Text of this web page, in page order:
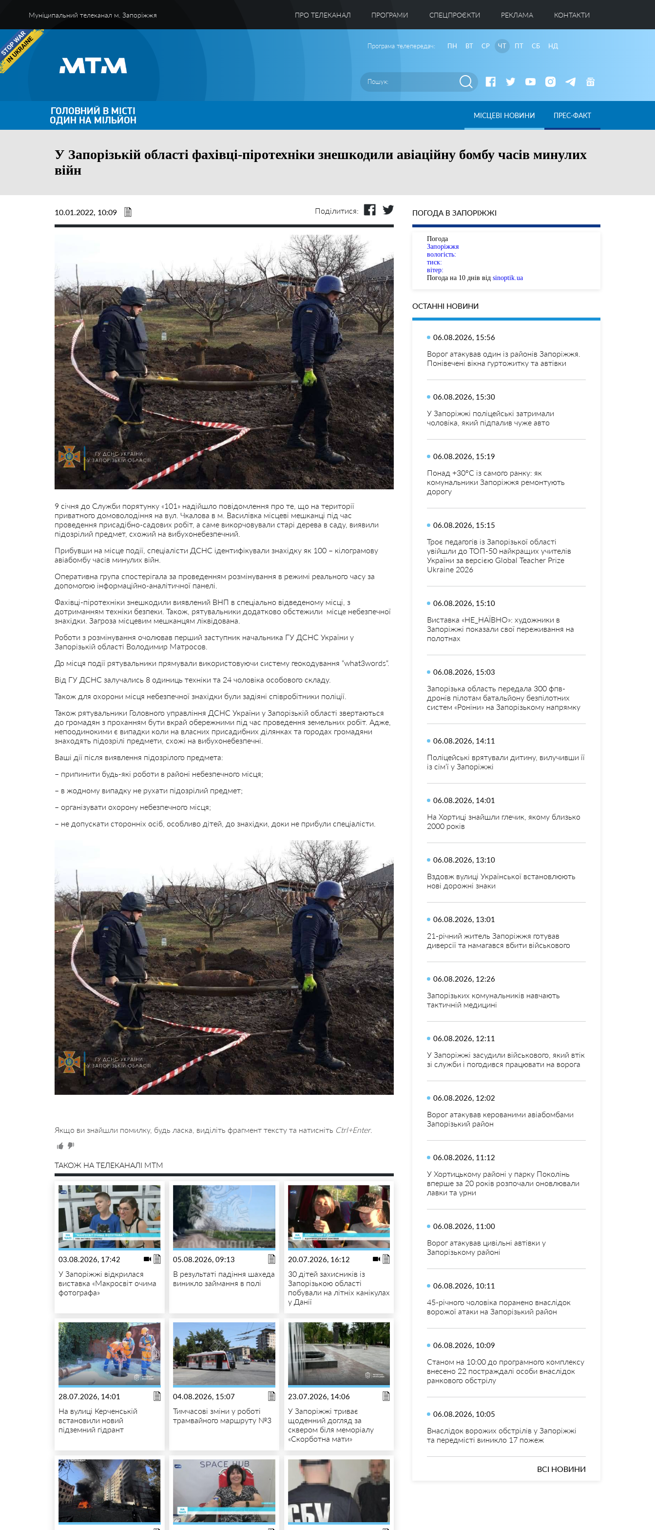
Муніципальний телеканал м. Запоріжжя ПРО ТЕЛЕКАНАЛ ПРОГРАМИ CПЕЦПРОЄКТИ РЕКЛАМА КОНТАКТИ
Програма телепередач: ПН ВТ СР ЧТ ПТ СБ НД
ГОЛОВНИЙ В МІСТІ
ОДИН НА МІЛЬЙОН МІСЦЕВІ НОВИНИ ПРЕС-ФАКТ
У Запорізькій області фахівці-піротехніки знешкодили авіаційну бомбу часів минулих
війн
10.01.2022, 10:09 Поділитися:
9 січня до Служби порятунку «101» надійшло повідомлення про те, що на території
приватного домоволодіння на вул. Чкалова в м. Василівка місцеві мешканці під час
проведення присадібно-садових робіт, а саме викорчовували старі дерева в саду, виявили
підозрілий предмет, схожий на вибухонебезпечний.
Прибувши на місце події, спеціалісти ДСНС ідентифікували знахідку як 100 – кілограмову
авіабомбу часів минулих війн.
Оперативна група спостерігала за проведенням розмінування в режимі реального часу за
допомогою інформаційно-аналітичної панелі.
Фахівці-піротехніки знешкодили виявлений ВНП в спеціально відведеному місці, з
дотриманням техніки безпеки. Також, рятувальники додатково обстежили місце небезпечної
знахідки. Загроза місцевим мешканцям ліквідована.
Роботи з розмінування очолював перший заступник начальника ГУ ДСНС України у
Запорізькій області Володимир Матросов.
До місця події рятувальники прямували використовуючи систему геокодування “what3words“.
Від ГУ ДСНС залучались 8 одиниць техніки та 24 чоловіка особового складу.
Також для охорони місця небезпечної знахідки були задіяні співробітники поліції.
Також рятувальники Головного управління ДСНС України у Запорізькій області звертаються
до громадян з проханням бути вкрай обережними під час проведення земельних робіт. Адже,
непоодинокими є випадки коли на власних присадибних ділянках та городах громадяни
знаходять підозрілі предмети, схожі на вибухонебезпечні.
Ваші дії після виявлення підозрілого предмета:
– припинити будь-які роботи в районі небезпечного місця;
– в жодному випадку не рухати підозрілий предмет;
– організувати охорону небезпечного місця;
– не допускати сторонніх осіб, особливо дітей, до знахідки, доки не прибули спеціалісти.
Якщо ви знайшли помилку, будь ласка, виділіть фрагмент тексту та натисніть Ctrl+Enter.
ТАКОЖ НА ТЕЛЕКАНАЛІ MTM
03.08.2026, 17:42
У Запоріжжі відкрилася
виставка «Макросвіт очима
фотографа»
05.08.2026, 09:13
В результаті падіння шахеда
виникло займання в полі
20.07.2026, 16:12
30 дітей захисників із
Запорізькою області
побували на літніх канікулах
у Данії
28.07.2026, 14:01
На вулиці Керченській
встановили новий
підземний гідрант
04.08.2026, 15:07
Тимчасові зміни у роботі
трамвайного маршруту №3
23.07.2026, 14:06
У Запоріжжі триває
щоденний догляд за
сквером біля меморіалу
«Скорботна мати»
ПОГОДА В ЗАПОРІЖЖІ
Погода
Запоріжжя
вологість:
тиск:
вітер:
Погода на 10 днів від sinoptik.ua
ОСТАННІ НОВИНИ
06.08.2026, 15:56
Ворог атакував один із районів Запоріжжя.
Понівечені вікна гуртожитку та автівки
06.08.2026, 15:30
У Запоріжжі поліцейські затримали
чоловіка, який підпалив чуже авто
06.08.2026, 15:19
Понад +30°C із самого ранку: як
комунальники Запоріжжя ремонтують
дорогу
06.08.2026, 15:15
Троє педагогів із Запорізької області
увійшли до ТОП-50 найкращих учителів
України за версією Global Teacher Prize
Ukraine 2026
06.08.2026, 15:10
Виставка «НЕ_НАЇВНО»: художники в
Запоріжжі показали свої переживання на
полотнах
06.08.2026, 15:03
Запорізька область передала 300 фпв-
дронів пілотам батальйону безпілотних
систем «Роніни» на Запорізькому напрямку
06.08.2026, 14:11
Поліцейські врятували дитину, вилучивши її
із сім’ї у Запоріжжі
06.08.2026, 14:01
На Хортиці знайшли глечик, якому близько
2000 років
06.08.2026, 13:10
Вздовж вулиці Української встановлюють
нові дорожні знаки
06.08.2026, 13:01
21-річний житель Запоріжжя готував
диверсії та намагався вбити військового
06.08.2026, 12:26
Запорізьких комунальників навчають
тактичній медицині
06.08.2026, 12:11
У Запоріжжі засудили військового, який втік
зі служби і погодився працювати на ворога
06.08.2026, 12:02
Ворог атакував керованими авіабомбами
Запорізький район
06.08.2026, 11:12
У Хортицькому районі у парку Поколінь
вперше за 20 років розпочали оновлювали
лавки та урни
06.08.2026, 11:00
Ворог атакував цивільні автівки у
Запорізькому районі
06.08.2026, 10:11
45-річного чоловіка поранено внаслідок
ворожої атаки на Запорізький район
06.08.2026, 10:09
Станом на 10:00 до програмного комплексу
внесено 22 постраждалі особи внаслідок
ранкового обстрілу
06.08.2026, 10:05
Внаслідок ворожих обстрілів у Запоріжжі
та передмісті виникло 17 пожеж
ВСІ НОВИНИ